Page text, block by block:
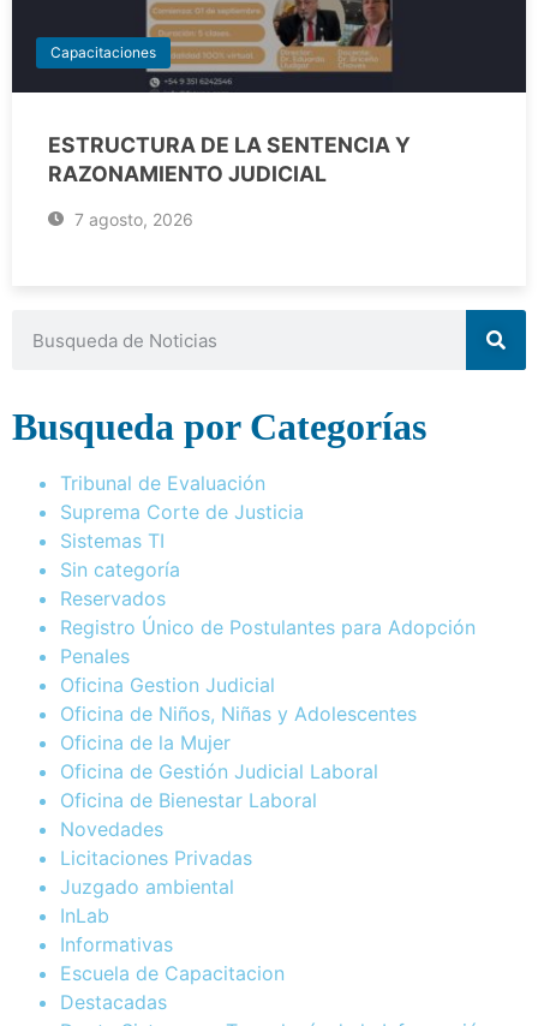
Capacitaciones
ESTRUCTURA DE LA SENTENCIA Y
RAZONAMIENTO JUDICIAL
7 agosto, 2026
Busqueda por Categorías
Tribunal de Evaluación
Suprema Corte de Justicia
Sistemas TI
Sin categoría
Reservados
Registro Único de Postulantes para Adopción
Penales
Oficina Gestion Judicial
Oficina de Niños, Niñas y Adolescentes
Oficina de la Mujer
Oficina de Gestión Judicial Laboral
Oficina de Bienestar Laboral
Novedades
Licitaciones Privadas
Juzgado ambiental
InLab
Informativas
Escuela de Capacitacion
Destacadas